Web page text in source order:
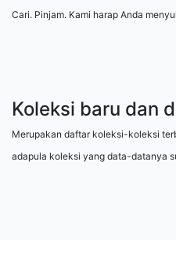
Cari. Pinjam. Kami harap Anda
Koleksi baru dan
Merupakan daftar koleksi-koleksi
adapula koleksi yang data-datanya